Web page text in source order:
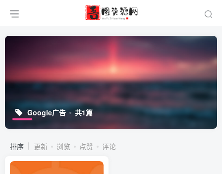
Google广告 共1篇
排序 更新 浏览 点赞 评论